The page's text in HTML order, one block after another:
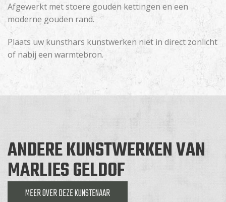
Afgewerkt met stoere gouden kettingen en een
moderne gouden rand.
Plaats uw kunsthars kunstwerken niet in direct zonlicht
of nabij een warmtebron.
ANDERE KUNSTWERKEN VAN
MARLIES GELDOF
MEER OVER DEZE KUNSTENAAR